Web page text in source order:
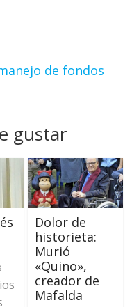
de fondos
gustar
Dolor de
historieta:
Murió
«Quino»,
creador de
Mafalda